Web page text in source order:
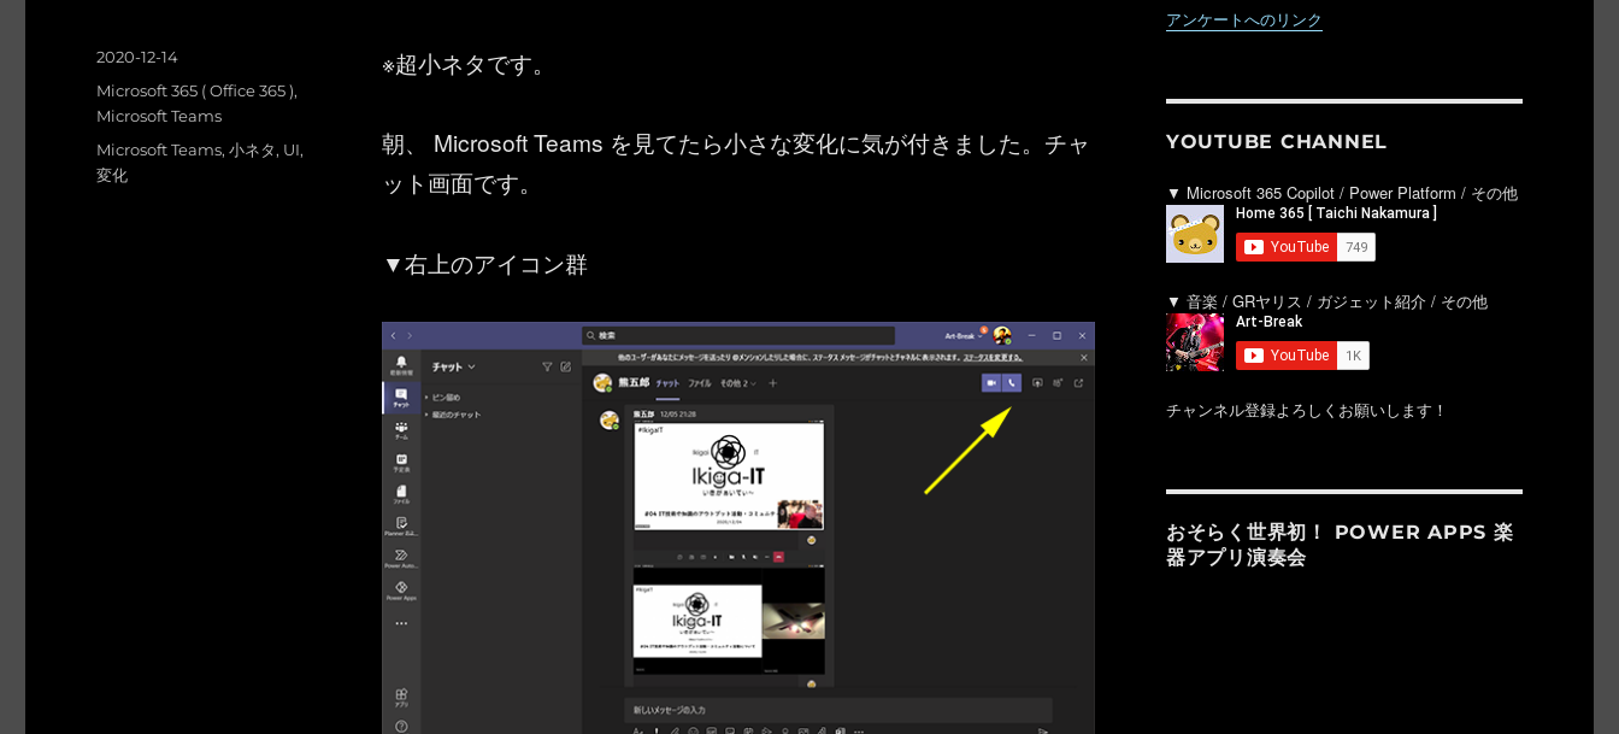
※超小ネタです。
朝、 Microsoft Teams を見てたら小さな変化に気が付きました。チャ
ット画面です。
▼右上のアイコン群
投
日:
2020-12-14
カ
テ
リ
Microsoft 365 ( Office 365 ),
Microsoft Teams
タ
グ
Microsoft Teams,小ネタ, UI,
変化
アンケートへのリンク
YOUTUBE CHANNEL
▼ Microsoft 365 Copilot / Power Platform / その他
▼ 音楽 / GRヤリス / ガジェット紹介 / その他
チャンネル登録よろしくお願いします！
おそらく世界初！ POWER APPS 楽
器アプリ演奏会